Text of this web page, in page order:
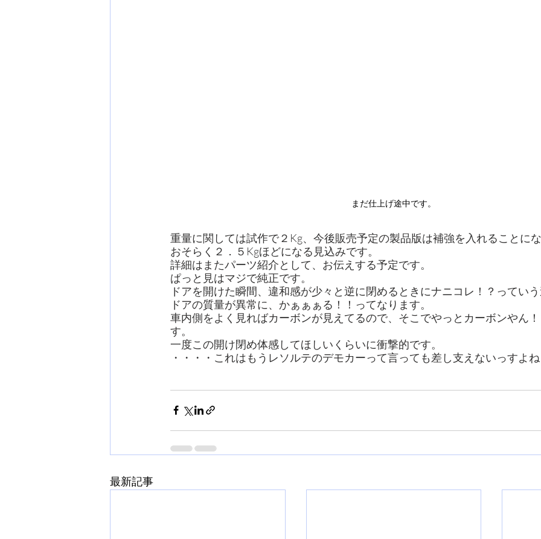
まだ仕上げ途中です。
重量に関しては試作で２Kg、今後販売予定の製品版は補強を入れることにな
おそらく２．５Kgほどになる見込みです。
詳細はまたパーツ紹介として、お伝えする予定です。
ぱっと見はマジで純正です。
ドアを開けた瞬間、違和感が少々と逆に閉めるときにナニコレ！？っていう
ドアの質量が異常に、かぁぁぁる！！ってなります。
車内側をよく見ればカーボンが見えてるので、そこでやっとカーボンやん
す。
一度この開け閉め体感してほしいくらいに衝撃的です。
・・・・これはもうレソルテのデモカーって言っても差し支えないっすよね
最新記事